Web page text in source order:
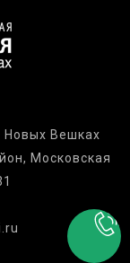
Вешках
Московская